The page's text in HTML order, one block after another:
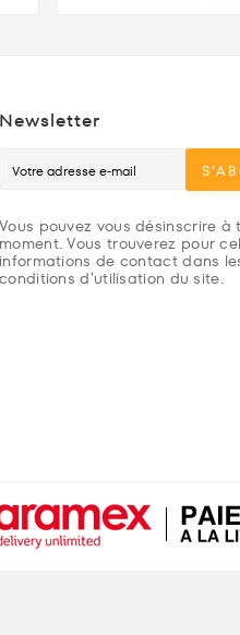
Newsletter
Vous pouvez vous désinscrire à
moment. Vous trouverez pour
informations de contact dans
conditions d'utilisation du site.